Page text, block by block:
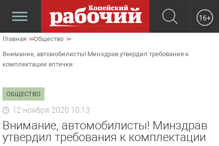
16+
Главная Общество
Внимание, автомобилисты! Минздрав утвердил требования к
комплектации аптечки
ОБЩЕСТВО
12 ноября 2020 10:13
Внимание, автомобилисты! Минздрав
утвердил требования к комплектации